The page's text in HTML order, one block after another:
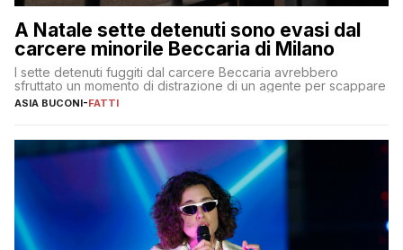
A Natale sette detenuti sono evasi dal
carcere minorile Beccaria di Milano
I sette detenuti fuggiti dal carcere Beccaria avrebbero
sfruttato un momento di distrazione di un agente per scappare
ASIA BUCONI-FATTI